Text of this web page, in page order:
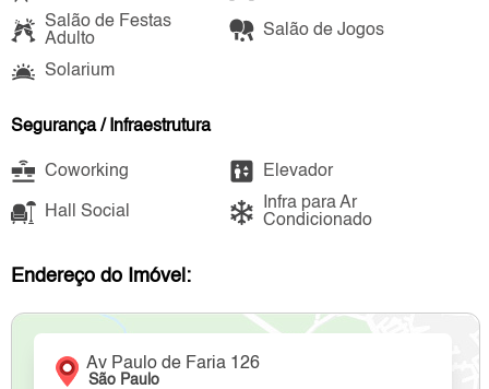
Salão de Festas
Adulto
Salão de Jogos
Solarium
Segurança / Infraestrutura
Coworking Elevador
Hall Social
Infra para Ar
Condicionado
Endereço do Imóvel:
Av Paulo de Faria 126
São Paulo